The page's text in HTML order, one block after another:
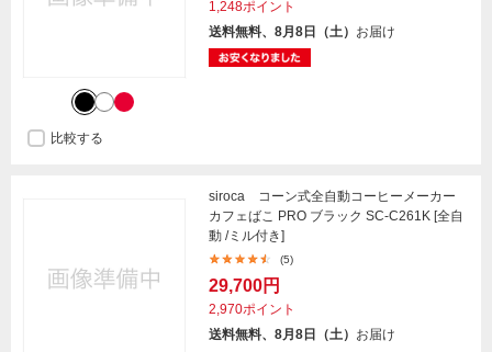
1,248ポイント
送料無料、8月8日（土） お届け
比較する
siroca コーン式全自動コーヒーメーカー
カフェばこ PRO ブラック SC-C261K [全自
動 /ミル付き]
(5)
29,700円
2,970ポイント
送料無料、8月8日（土） お届け